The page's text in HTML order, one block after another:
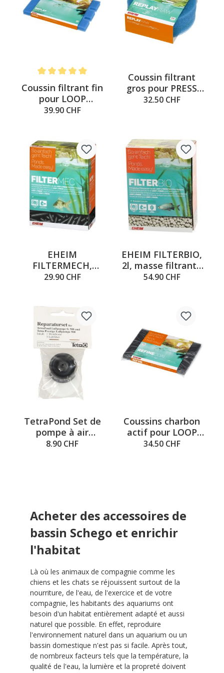
Note moyenne de 5 sur 5 étoiles
Coussin filtrant fin
pour LOOP
10000/15000
39.90 CHF
Coussin filtrant
gros pour PRESS
7000/10000
32.50 CHF
EHEIM
FILTERMECH,
masse filtrante
29.90 CHF
EHEIM FILTERBIO,
2l, masse filtrante
biologique
54.90 CHF
TetraPond Set de
pompe à air
APK400
8.90 CHF
Coussins charbon
actif pour LOOP
5000/7000
34.50 CHF
Acheter des accessoires de
bassin Schego et enrichir
l'habitat
Là où les animaux de compagnie comme les
chiens et les chats se réjouissent surtout de la
nourriture, de l'eau, de l'exercice et de votre
compagnie, les habitants des aquariums ont
besoin d'un habitat entièrement adapté et aussi
naturel que possible. En effet, reproduire
l'environnement naturel dans un aquarium ou un
bassin domestique n'est pas si facile. Après tout,
de nombreux facteurs tels que la température, la
qualité de l'eau, la lumière et la propreté doivent